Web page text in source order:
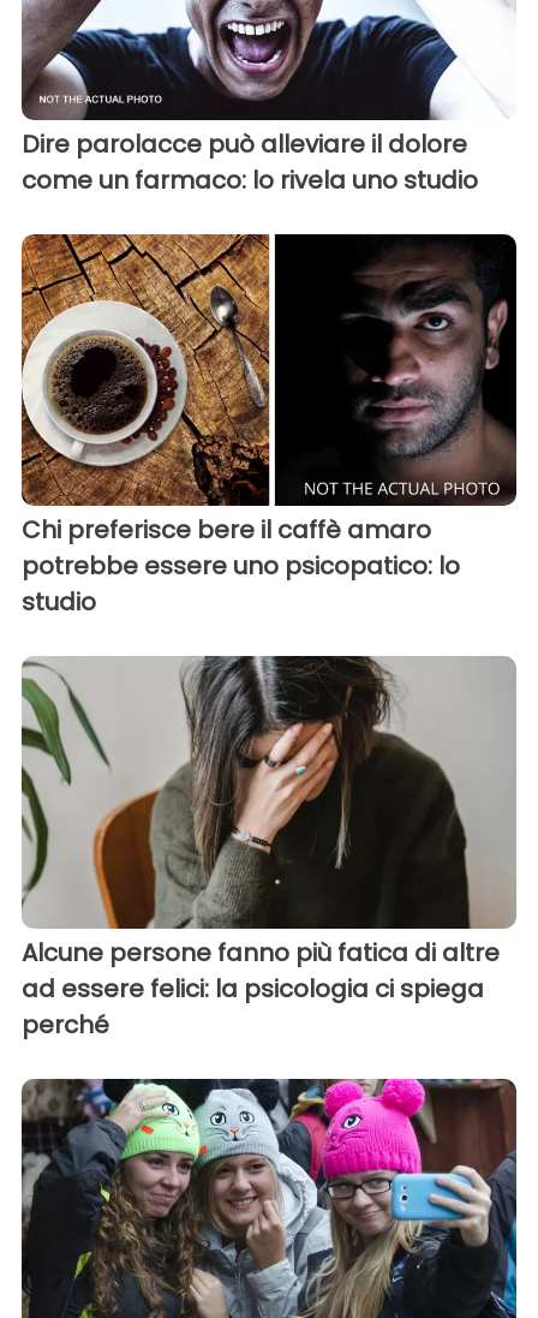
Dire parolacce può alleviare il dolore
come un farmaco: lo rivela uno studio
Chi preferisce bere il caffè amaro
potrebbe essere uno psicopatico: lo
studio
Alcune persone fanno più fatica di altre
ad essere felici: la psicologia ci spiega
perché